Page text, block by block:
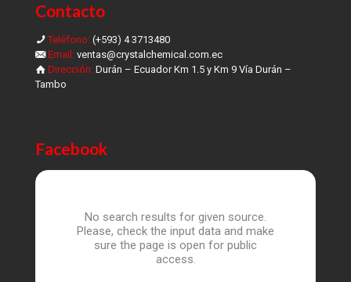
Contacto
Teléfono: (+593) 4 3713480
Email: ventas@crystalchemical.com.ec
Dirección: Durán – Ecuador Km 1.5 y Km 9 Vía Durán –
Tambo
Facebook
No search results for given source.
Please, check the input data and make
sure the page is open for public
access.